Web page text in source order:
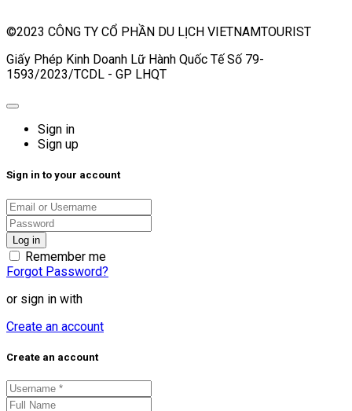
©2023 CÔNG TY CỔ PHẦN DU LỊCH VIETNAMTOURIST
Giấy Phép Kinh Doanh Lữ Hành Quốc Tế Số 79-
1593/2023/TCDL - GP LHQT
Sign in
Sign up
Sign in to your account
Remember me
Forgot Password?
or sign in with
Create an account
Create an account